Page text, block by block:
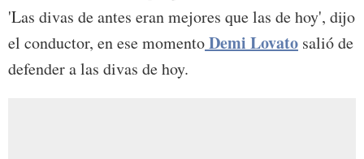
'Las divas de antes eran mejores que las de hoy', dijo
el conductor, en ese momentoDemi Lovato salió de
defender a las divas de hoy.